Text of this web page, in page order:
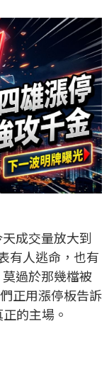
成交量放大到
有人逃命，也有
過於那幾檔被
正用漲停板告訴
的主場。